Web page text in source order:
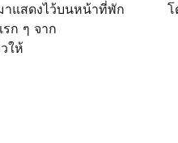
าแสดงไว้บนหน้าที่พัก
ก ๆ จาก
ให้
โ